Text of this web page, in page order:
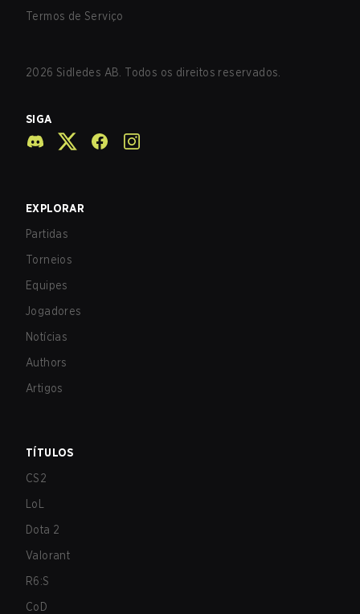
Termos de Serviço
2026 Sidledes AB. Todos os direitos reservados.
SIGA
EXPLORAR
Partidas
Torneios
Equipes
Jogadores
Notícias
Authors
Artigos
TÍTULOS
CS2
LoL
Dota 2
Valorant
R6:S
CoD